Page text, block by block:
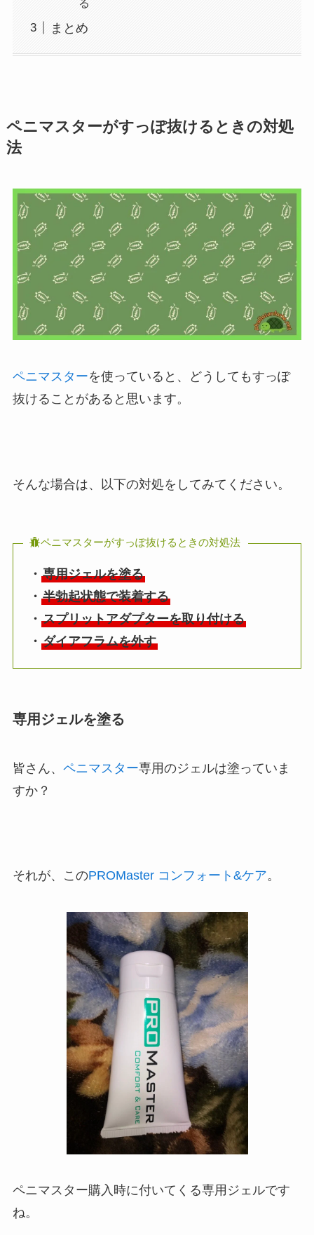
る
まとめ
ペニマスターがすっぽ抜けるときの対処
法
ペニマスターを使っていると、どうしてもすっぽ
抜けることがあると思います。
そんな場合は、以下の対処をしてみてください。
ペニマスターがすっぽ抜けるときの対処法
・専用ジェルを塗る
・半勃起状態で装着する
・スプリットアダプターを取り付ける
・ダイアフラムを外す
専用ジェルを塗る
皆さん、 ペニマスター専用のジェルは塗っていま
すか？
それが、このPROMaster コンフォート&ケア。
ペニマスター購入時に付いてくる専用ジェルです
ね。